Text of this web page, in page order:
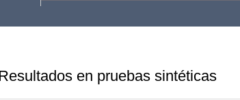
en pruebas sintéticas